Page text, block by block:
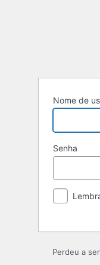
Nome de
Senha
Perdeu a